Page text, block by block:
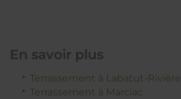
En savoir plus
Terrassement à Labatut-Rivière
Terrassement à Marciac